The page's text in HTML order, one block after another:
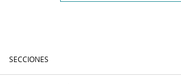
SECCIONES